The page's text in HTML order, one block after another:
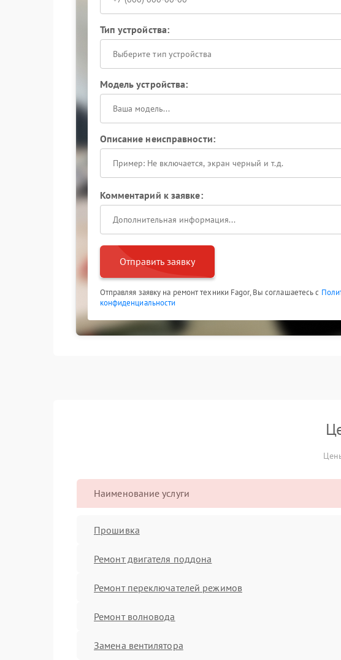
Тип устройства:
Выберите тип устройства
Модель устройства:
Описание неисправности:
Комментарий к заявке:
Отправить заявку
Отправляя заявку на ремонт техники Fagor, Вы соглашаетесь с
конфиденциальности
Наименование услуги
Прошивка
Ремонт двигателя поддона
Ремонт переключателей режимов
Ремонт волновода
Замена вентилятора